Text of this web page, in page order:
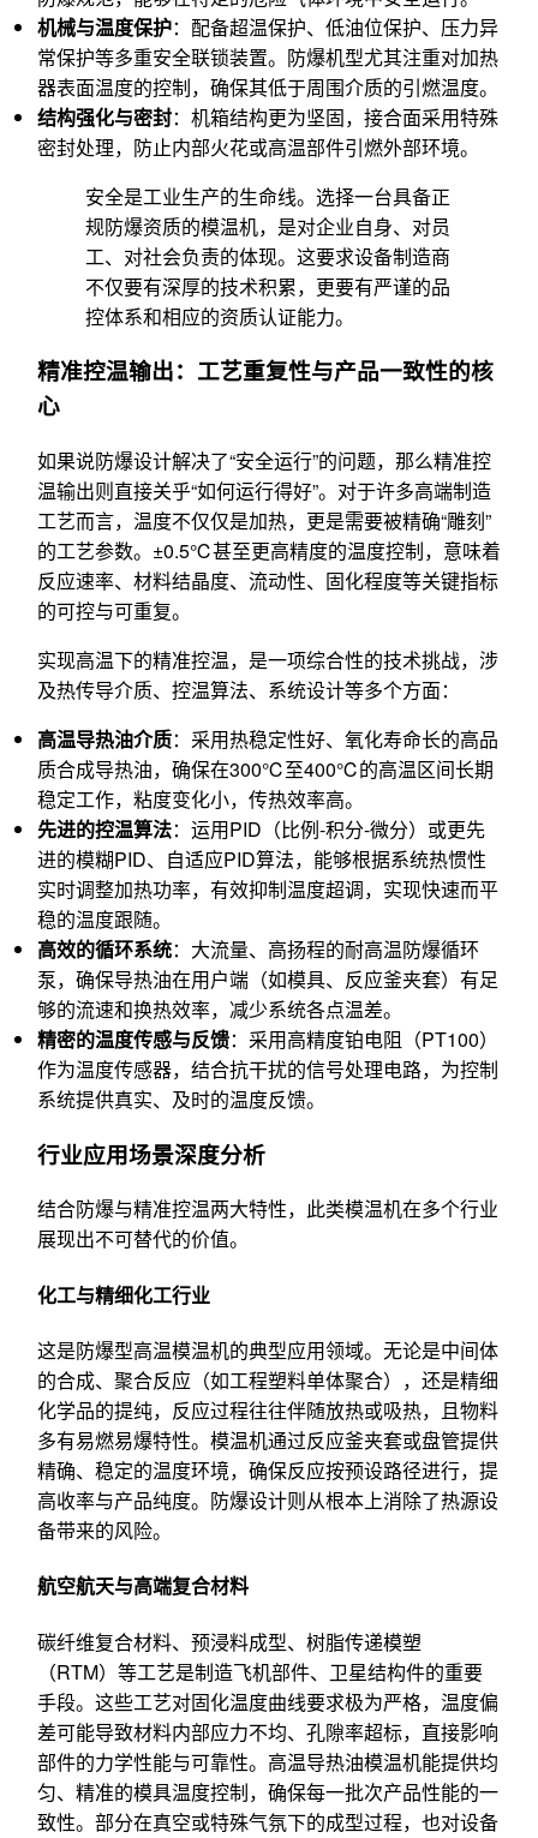
机械与温度保护：配备超温保护、低油位保护、压力异
常保护等多重安全联锁装置。防爆机型尤其注重对加热
器表面温度的控制，确保其低于周围介质的引燃温度。
结构强化与密封：机箱结构更为坚固，接合面采用特殊
密封处理，防止内部火花或高温部件引燃外部环境。
安全是工业生产的生命线。选择一台具备正
规防爆资质的模温机，是对企业自身、对员
工、对社会负责的体现。这要求设备制造商
不仅要有深厚的技术积累，更要有严谨的品
控体系和相应的资质认证能力。
精准控温输出：工艺重复性与产品一致性的核
心
如果说防爆设计解决了“安全运行”的问题，那么精准控
温输出则直接关乎“如何运行得好”。对于许多高端制造
工艺而言，温度不仅仅是加热，更是需要被精确“雕刻”
的工艺参数。±0.5℃甚至更高精度的温度控制，意味着
反应速率、材料结晶度、流动性、固化程度等关键指标
的可控与可重复。
实现高温下的精准控温，是一项综合性的技术挑战，涉
及热传导介质、控温算法、系统设计等多个方面：
高温导热油介质：采用热稳定性好、氧化寿命长的高品
质合成导热油，确保在300℃至400℃的高温区间长期
稳定工作，粘度变化小，传热效率高。
先进的控温算法：运用PID（比例-积分-微分）或更先
进的模糊PID、自适应PID算法，能够根据系统热惯性
实时调整加热功率，有效抑制温度超调，实现快速而平
稳的温度跟随。
高效的循环系统：大流量、高扬程的耐高温防爆循环
泵，确保导热油在用户端（如模具、反应釜夹套）有足
够的流速和换热效率，减少系统各点温差。
精密的温度传感与反馈：采用高精度铂电阻（PT100）
作为温度传感器，结合抗干扰的信号处理电路，为控制
系统提供真实、及时的温度反馈。
行业应用场景深度分析
结合防爆与精准控温两大特性，此类模温机在多个行业
展现出不可替代的价值。
化工与精细化工行业
这是防爆型高温模温机的典型应用领域。无论是中间体
的合成、聚合反应（如工程塑料单体聚合），还是精细
化学品的提纯，反应过程往往伴随放热或吸热，且物料
多有易燃易爆特性。模温机通过反应釜夹套或盘管提供
精确、稳定的温度环境，确保反应按预设路径进行，提
高收率与产品纯度。防爆设计则从根本上消除了热源设
备带来的风险。
航空航天与高端复合材料
碳纤维复合材料、预浸料成型、树脂传递模塑
（RTM）等工艺是制造飞机部件、卫星结构件的重要
手段。这些工艺对固化温度曲线要求极为严格，温度偏
差可能导致材料内部应力不均、孔隙率超标，直接影响
部件的力学性能与可靠性。高温导热油模温机能提供均
匀、精准的模具温度控制，确保每一批次产品性能的一
致性。部分在真空或特殊气氛下的成型过程，也对设备